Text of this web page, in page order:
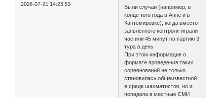
2026-07-21 14:23:53
Были случаи (например, в
конце того года в Анне и в
Кантемировке), когда вместо
заявленного контроля играли
час или 45 минут на партию 3
тура в день
При этом информация о
формате проведения таких
соревнований не только
становилась общеизвестной
в среде шахматистов, но и
попадала в местные СМИ